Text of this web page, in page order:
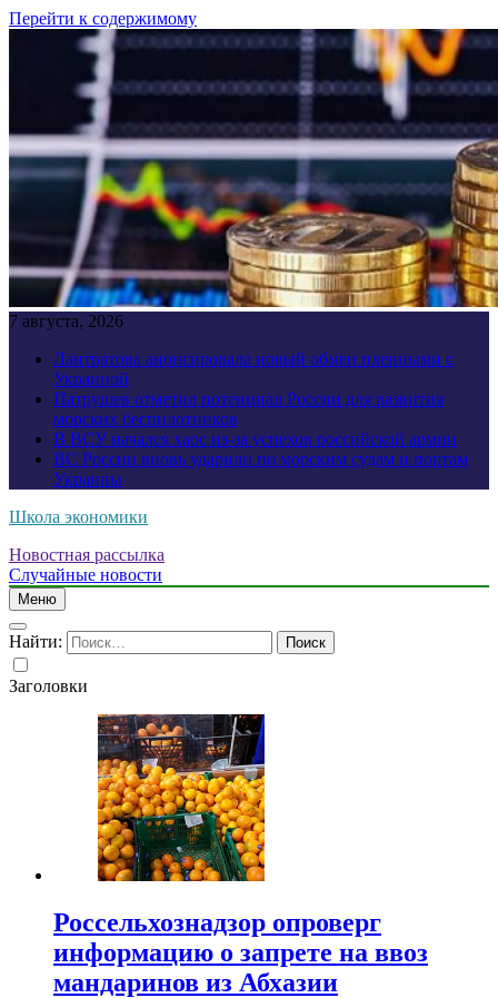
Перейти к содержимому
7 августа, 2026
Лантратова анонсировала новый обмен пленными с
Украиной
Патрушев отметил потенциал России для развития
морских беспилотников
В ВСУ начался хаос из-за успехов российской армии
ВС России вновь ударили по морским судам и портам
Украины
Школа экономики
Новостная рассылка
Случайные новости
Меню
Найти:
Заголовки
Россельхознадзор опроверг
информацию о запрете на ввоз
мандаринов из Абхазии